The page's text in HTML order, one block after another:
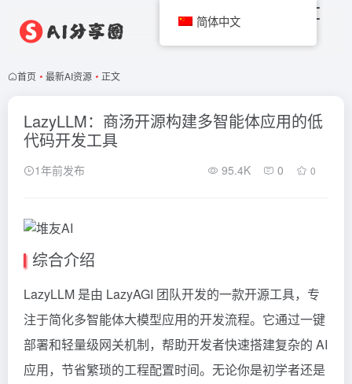
首页 • 最新AI资源 • 正文
LazyLLM：商汤开源构建多智能体应用的低
代码开发工具
1年前发布 95.4K 0 0
综合介绍
LazyLLM 是由 LazyAGI 团队开发的一款开源工具，专
注于简化多智能体大模型应用的开发流程。它通过一键
部署和轻量级网关机制，帮助开发者快速搭建复杂的 AI
应用，节省繁琐的工程配置时间。无论你是初学者还是
简体中文